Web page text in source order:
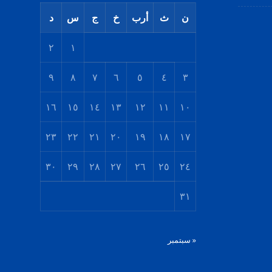
ن ث أرب خ ج س د
١ ٢
٣ ٤ ٥ ٦ ٧ ٨ ٩
١٠ ١١ ١٢ ١٣ ١٤ ١٥ ١٦
١٧ ١٨ ١٩ ٢٠ ٢١ ٢٢ ٢٣
٢٤ ٢٥ ٢٦ ٢٧ ٢٨ ٢٩ ٣٠
٣١
« سبتمبر